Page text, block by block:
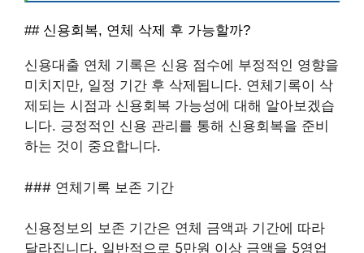
## 신용회복, 연체 삭제 후 가능할까?
신용대출 연체 기록은 신용 점수에 부정적인 영향을
미치지만, 일정 기간 후 삭제됩니다. 연체기록이 삭
제되는 시점과 신용회복 가능성에 대해 알아보겠습
니다. 긍정적인 신용 관리를 통해 신용회복을 준비
하는 것이 중요합니다.
### 연체기록 보존 기간
신용정보의 보존 기간은 연체 금액과 기간에 따라
달라집니다. 일반적으로 5만원 이상 금액을 5영업